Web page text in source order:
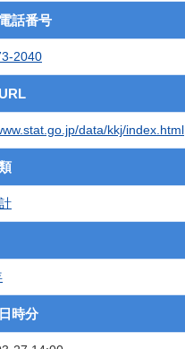
話番号
2040
data/kkj/index.html
時分